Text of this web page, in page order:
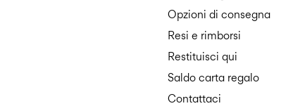
Opzioni di consegna
Resi e rimborsi
Restituisci qui
Saldo carta regalo
Contattaci